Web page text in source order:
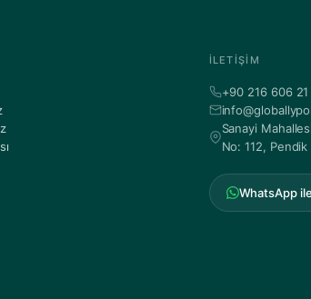
İLETIŞIM
+90 216 606
Sanayi
No: 112, Pendik
WhatsApp